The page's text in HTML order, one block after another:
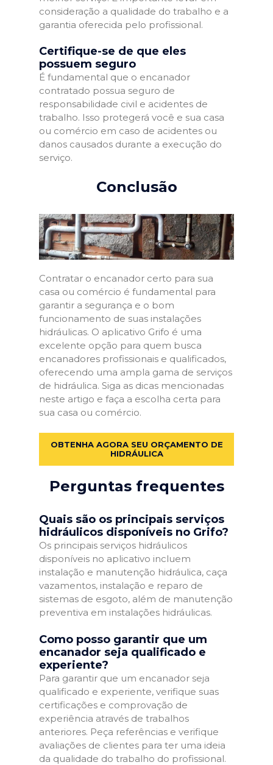
consideração a qualidade do trabalho e a
garantia oferecida pelo profissional.
Certifique-se de que eles
possuem seguro
É fundamental que o encanador
contratado possua seguro de
responsabilidade civil e acidentes de
trabalho. Isso protegerá você e sua casa
ou comércio em caso de acidentes ou
danos causados durante a execução do
serviço.
Conclusão
Contratar o encanador certo para sua
casa ou comércio é fundamental para
garantir a segurança e o bom
funcionamento de suas instalações
hidráulicas. O aplicativo Grifo é uma
excelente opção para quem busca
encanadores profissionais e qualificados,
oferecendo uma ampla gama de serviços
de hidráulica. Siga as dicas mencionadas
neste artigo e faça a escolha certa para
sua casa ou comércio.
OBTENHA AGORA SEU ORÇAMENTO DE
HIDRÁULICA
Perguntas frequentes
Quais são os principais serviços
hidráulicos disponíveis no Grifo?
Os principais serviços hidráulicos
disponíveis no aplicativo incluem
instalação e manutenção hidráulica, caça
vazamentos, instalação e reparo de
sistemas de esgoto, além de manutenção
preventiva em instalações hidráulicas.
Como posso garantir que um
encanador seja qualificado e
experiente?
Para garantir que um encanador seja
qualificado e experiente, verifique suas
certificações e comprovação de
experiência através de trabalhos
anteriores. Peça referências e verifique
avaliações de clientes para ter uma ideia
da qualidade do trabalho do profissional.